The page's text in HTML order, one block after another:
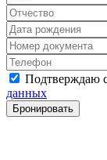
Подтверждаю
данных